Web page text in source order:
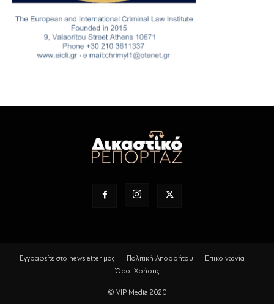
Εγγραφείτε στο newsletter μας Πολιτική Απορρήτου
Επικοινωνία
Όροι Χρήσης
© VIP Media 2020